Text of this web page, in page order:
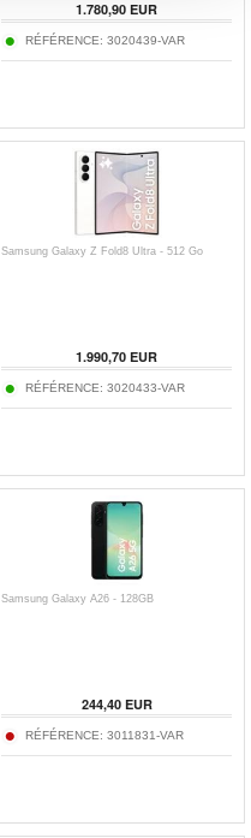
1.780,90 EUR
RÉFÉRENCE: 3020439-VAR
Samsung Galaxy Z Fold8 Ultra - 512 Go
1.990,70 EUR
RÉFÉRENCE: 3020433-VAR
Samsung Galaxy A26 - 128GB
244,40EUR
RÉFÉRENCE: 3011831-VAR